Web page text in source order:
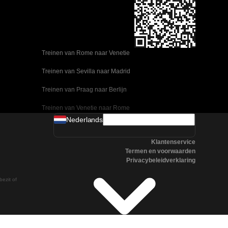
Treinen van Rome naar Venetie
Treinen van Sevilla naar Madrid
Treinen van Praag naar Berlijn
Treinen van Venetie naar Rome
Treinen van Ulsan naar Seoel
Treinen van Seoel naar Changwon
Treinen van Praag naar Boedapest
Treinen van Oslo naar Stockholm
of
Nederlands
Klantenservice
Termen en voorwaarden
Privacybeleidverklaring